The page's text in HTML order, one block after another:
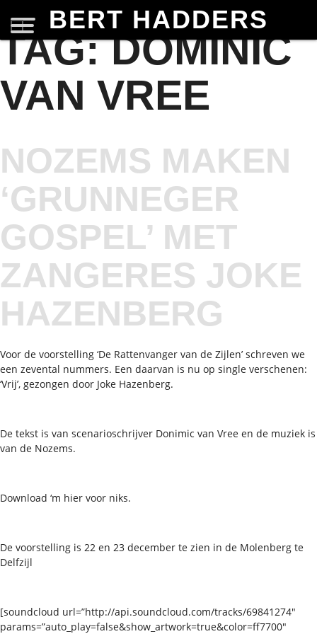
BERT HADDERS
TAG:DOMINIC
VAN VREE
NOZEMS MAKEN
‘GRUNNEGER
GOSPEL’ MET
ZANGERES JOKE
HAZENBERG
Voor de voorstelling ‘De Rattenvanger van de Zijlen’ schreven we
een zevental nummers. Een daarvan is nu op single verschenen:
‘Vrij’, gezongen door Joke Hazenberg.
De tekst is van scenarioschrijver Donimic van Vree en de muziek is
van de Nozems.
Download ‘m hier voor niks.
De voorstelling is 22 en 23 december te zien in de Molenberg te
Delfzijl
[soundcloud url=”http://api.soundcloud.com/tracks/69841274″
params=”auto_play=false&show_artwork=true&color=ff7700″